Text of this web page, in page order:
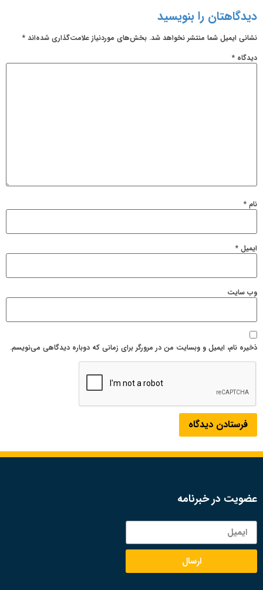
دیدگاهتان را بنویسید
نشانی ایمیل شما منتشر نخواهد شد. بخش‌های موردنیاز علامت‌گذاری شده‌اند *
دیدگاه *
نام *
ایمیل *
وب‌ سایت
ذخیره نام، ایمیل و وبسایت من در مرورگر برای زمانی که دوباره دیدگاهی می‌نویسم.
عضویت در خبرنامه
ارسال